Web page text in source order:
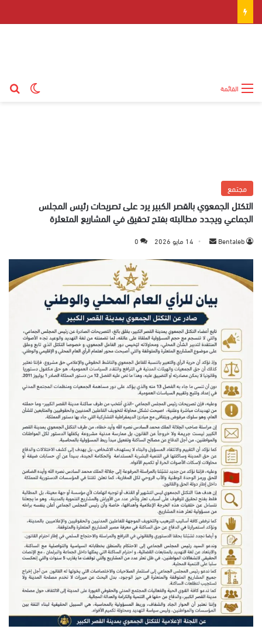
القائمة
مجتمع
التكتل الجمعوي بالقصر الكبير يرد على تصريحات رئيس المجلس
الجماعي ويجدد مطالبته بفتح تحقيق في المشاريع المتعثرة
Bentaleb
س
ر
ي
د
ا
إ
ل
ك
ت
ر
و
ن
ي
ا
14 مايو 2026 0